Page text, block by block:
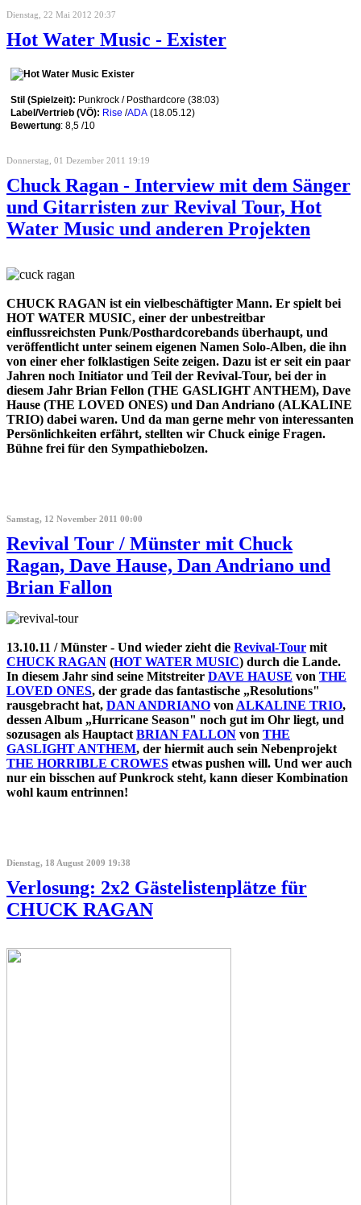
Dienstag, 22 Mai 2012 20:37
Hot Water Music - Exister
Stil (Spielzeit): Punkrock / Posthardcore (38:03)
Label/Vertrieb (VÖ): Rise /ADA (18.05.12)
Bewertung: 8,5 /10
Donnerstag, 01 Dezember 2011 19:19
Chuck Ragan - Interview mit dem Sänger
und Gitarristen zur Revival Tour, Hot
Water Music und anderen Projekten
CHUCK RAGAN ist ein vielbeschäftigter Mann. Er spielt bei
HOT WATER MUSIC, einer der unbestreitbar
einflussreichsten Punk/Posthardcorebands überhaupt, und
veröffentlicht unter seinem eigenen Namen Solo-Alben, die ihn
von einer eher folklastigen Seite zeigen. Dazu ist er seit ein paar
Jahren noch Initiator und Teil der Revival-Tour, bei der in
diesem Jahr Brian Fellon (THE GASLIGHT ANTHEM), Dave
Hause (THE LOVED ONES) und Dan Andriano (ALKALINE
TRIO) dabei waren. Und da man gerne mehr von interessanten
Persönlichkeiten erfährt, stellten wir Chuck einige Fragen.
Bühne frei für den Sympathiebolzen.
Samstag, 12 November 2011 00:00
Revival Tour / Münster mit Chuck
Ragan, Dave Hause, Dan Andriano und
Brian Fallon
13.10.11 / Münster - Und wieder zieht die Revival-Tour mit
CHUCK RAGAN (HOT WATER MUSIC) durch die Lande.
In diesem Jahr sind seine Mitstreiter DAVE HAUSE von THE
LOVED ONES, der grade das fantastische „Resolutions"
rausgebracht hat, DAN ANDRIANO von ALKALINE TRIO,
dessen Album „Hurricane Season" noch gut im Ohr liegt, und
sozusagen als Hauptact BRIAN FALLON von THE
GASLIGHT ANTHEM, der hiermit auch sein Nebenprojekt
THE HORRIBLE CROWES etwas pushen will. Und wer auch
nur ein bisschen auf Punkrock steht, kann dieser Kombination
wohl kaum entrinnen!
Dienstag, 18 August 2009 19:38
Verlosung: 2x2 Gästelistenplätze für
CHUCK RAGAN